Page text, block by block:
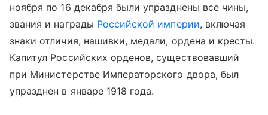
ноября по 16 декабря были упразднены все чины,
звания и награды Российской империи, включая
знаки отличия, нашивки, медали, ордена и кресты.
Капитул Российских орденов, существовавший
при Министерстве Императорского двора, был
упразднен в январе 1918 года.